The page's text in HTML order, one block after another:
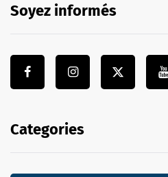
Soyez informés
Categories